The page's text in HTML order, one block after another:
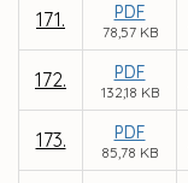
171. PDF
78,57 KB
172. PDF
132,18 KB
173. PDF
85,78 KB